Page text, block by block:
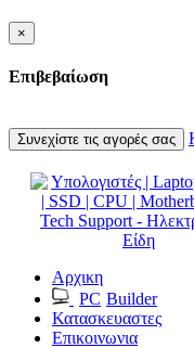
×
Επιβεβαίωση
Συνεχίστε τις αγορές σας
Αρχικη
PC Builder
Κατασκευαστες
Επικοινωνια